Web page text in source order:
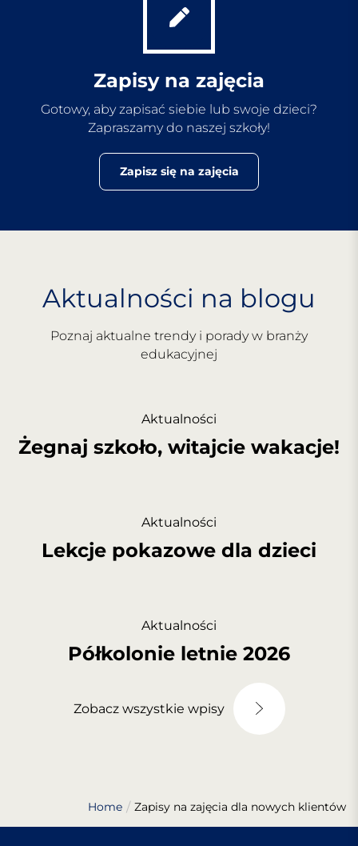
Zapisy na zajęcia
Gotowy, aby zapisać siebie lub swoje dzieci?
Zapraszamy do naszej szkoły!
Zapisz się na zajęcia
Aktualności na blogu
Poznaj aktualne trendy i porady w branży
edukacyjnej
Aktualności
Żegnaj szkoło, witajcie wakacje!
Aktualności
Lekcje pokazowe dla dzieci
Aktualności
Półkolonie letnie 2026
Zobacz wszystkie wpisy
Home Zapisy na zajęcia dla nowych klientów